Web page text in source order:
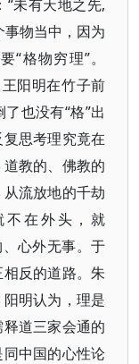
未有天地之先,
物当中，因为
“格物穷理”。
阳明在竹子前
也没有“格”出
思考理究竟在
教的、佛教的
流放地的千劫
在外头，就
心外无事。于
反的道路。朱
明认为，理是
道三家会通的
中国的心性论